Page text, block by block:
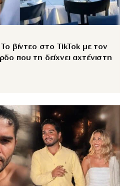
βίντεο στο TikTok με τον
που τη δείχνει αχτένιστη